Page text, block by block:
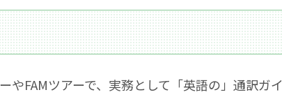
やFAMツアーで、実務として「英語の」通訳ガ